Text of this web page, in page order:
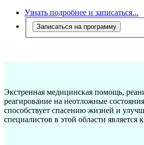
Узнать подробнее и записаться...
Записаться на программу
Экстренная медицинская помощь,
реагирование на неотложные
способствует спасению жизней и
специалистов в этой области